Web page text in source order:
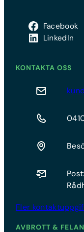
Facebook
LinkedIn
KONTAKTA OSS
Fler
AVBROTT &